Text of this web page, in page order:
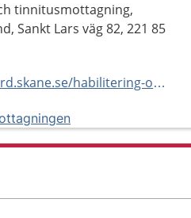
tinnitusmottagning,
Sankt Lars väg 82, 221 85
https://vard.skane.se/habilitering-och-hjalpmedel/mottagningar/horsel--och-tinnitusmottagning-vuxna-lund/